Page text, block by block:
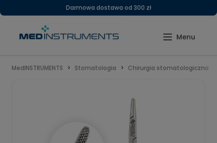
Darmowa dostawa od 300 zł
MedINSTRUMENTS Stomatologia Chirurgia stomatologiczna